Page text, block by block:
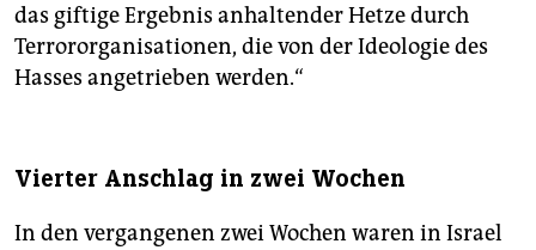
das giftige Ergebnis anhaltender Hetze durch
Terrororganisationen, die von der Ideologie des
Hasses angetrieben werden.“
Vierter Anschlag in zwei Wochen
In den vergangenen zwei Wochen waren in Israel